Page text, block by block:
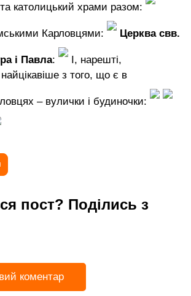
католицький храми разом:
Карловцями: Церква свв.
і Павла:
І, нарешті,
з того, що є в
– вулички і будиночки:
пост? Поділись з
коментар